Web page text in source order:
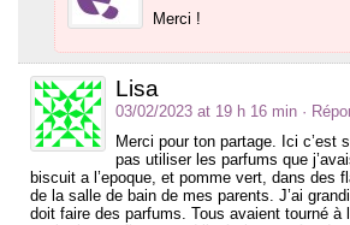
Merci !
Lisa
03/02/2023 at 19 h 16 min ·
Merci pour ton partage. Ici c’est
pas utiliser les parfums que
biscuit a l’epoque, et pomme vert, dans des
de la salle de bain de mes parents. J’ai
doit faire des parfums. Tous avaient tourné